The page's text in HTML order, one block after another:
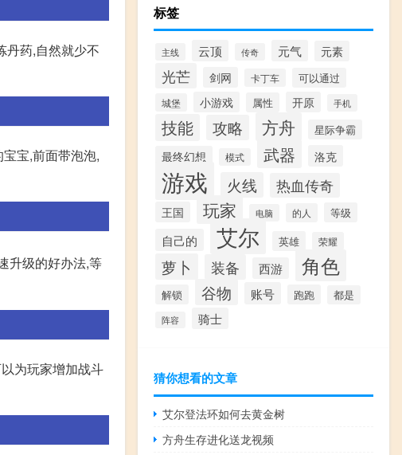
丹药,自然就少不
宝,前面带泡泡,
升级的好办法,等
为玩家增加战斗
标签
主线 云顶 传奇 元气 元素
光芒 剑网 卡丁车 可以通过
城堡 小游戏 属性 开原 手机
技能 攻略 方舟 星际争霸
最终幻想 模式 武器 洛克
游戏 火线 热血传奇
王国 玩家 电脑 的人 等级
自己的 艾尔 英雄 荣耀
萝卜 装备 西游 角色
解锁 谷物 账号 跑跑 都是
阵容 骑士
猜你想看的文章
艾尔登法环如何去黄金树
方舟生存进化送龙视频